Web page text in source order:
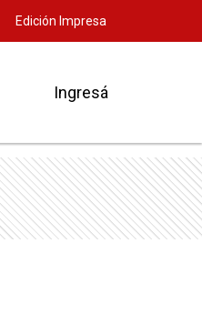
Edición Impresa
Ingresá